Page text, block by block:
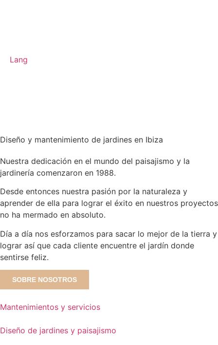
Lang
Diseño y mantenimiento de jardines en Ibiza
Nuestra dedicación en el mundo del paisajismo y la
jardinería comenzaron en 1988.
Desde entonces nuestra pasión por la naturaleza y
aprender de ella para lograr el éxito en nuestros proyectos
no ha mermado en absoluto.
Día a día nos esforzamos para sacar lo mejor de la tierra y
lograr así que cada cliente encuentre el jardín donde
sentirse feliz.
SOBRE NOSOTROS
Mantenimientos y servicios
Diseño de jardines y paisajismo